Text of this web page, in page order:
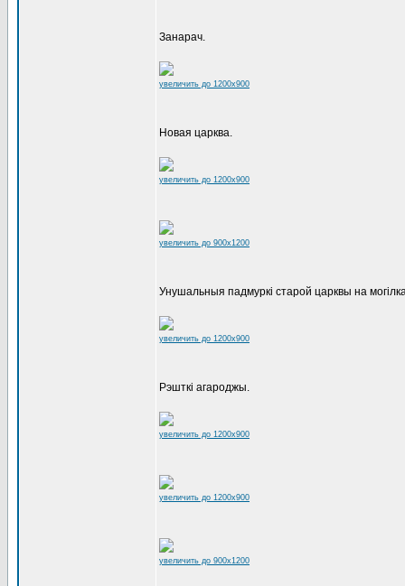
Занарач.
увеличить до 1200x900
Новая царква.
увеличить до 1200x900
увеличить до 900x1200
Унушальныя падмуркі старой царквы на
увеличить до 1200x900
Рэшткі агароджы.
увеличить до 1200x900
увеличить до 1200x900
увеличить до 900x1200